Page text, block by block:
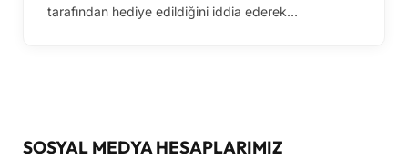
tarafından hediye edildiğini iddia ederek…
SOSYAL MEDYA HESAPLARIMIZ